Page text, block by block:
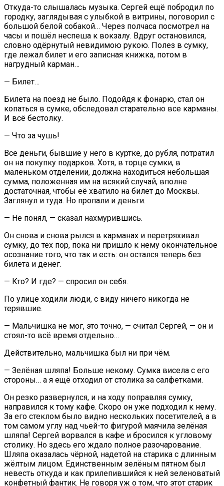
Откуда-то слышалась музыка. Сергей ещё побродил по
городку, заглядывая с улыбкой в витрины, поговорил с
большой белой собакой… Через полчаса посмотрел на
часы и пошёл неспеша к вокзалу. Вдруг остановился,
словно одёрнутый невидимою рукою. Полез в сумку,
где лежал билет и его записная книжка, потом в
нагрудный карман…
— Билет…
Билета на поезд не было. Подойдя к фонарю, стал он
копаться в сумке, обследовал старательно все карманы.
И всё бестолку.
— Что за чушь!
Все деньги, бывшие у него в куртке, до рубля, потратил
он на покупку подарков. Хотя, в торце сумки, в
маленьком отделении, должна находиться небольшая
сумма, положенная им на всякий случай, вполне
достаточная, чтобы её хватило на билет до Москвы.
Заглянул и туда. Но пропали и деньги.
— Не понял, — сказал нахмурившись.
Он снова и снова рылся в карманах и перетряхивал
сумку, до тех пор, пока ни пришло к нему окончательное
осознание того, что так и есть: он остался теперь без
билета и денег.
— Кто? И где? — спросил он себя.
По улице ходили люди, с виду ничего никогда не
терявшие.
— Мальчишка не мог, это точно, — считал Сергей, — он и
стоял-то всё время отдельно…
Действительно, мальчишка был ни при чём.
— Зелёная шляпа! Больше некому. Сумка висела с его
стороны… а я ещё отходил от столика за салфетками.
Он резко развернулся, и на ходу поправляя сумку,
направился к тому кафе. Скоро он уже подходил к нему.
За его стеклом было видно нескольких посетителей, а в
том самом углу над чьей-то фигурой маячила зелёная
шляпа! Сергей ворвался в кафе и бросился к угловому
столику. Но здесь его ждало полное разочарование.
Шляпа оказалась чёрной, надетой на старика с длинным
жёлтым лицом. Единственным зелёным пятном был
невесть откуда и как прилепившийся к ней зеленоватый
конфетный фантик. Не говоря уж о том, что этот старик